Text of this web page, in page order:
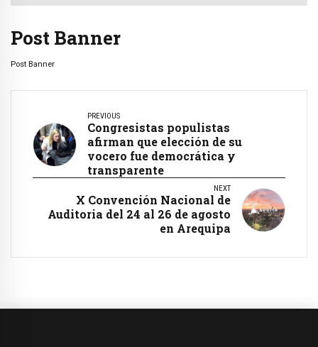
Post Banner
Post Banner
PREVIOUS
Congresistas populistas
afirman que elección de su
vocero fue democrática y
transparente
NEXT
X Convención Nacional de
Auditoria del 24 al 26 de agosto
en Arequipa